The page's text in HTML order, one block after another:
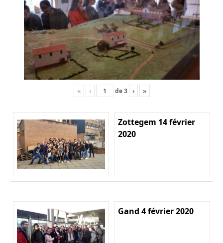
« ‹ de3 › »
Zottegem 14 février
2020
Gand 4 février 2020